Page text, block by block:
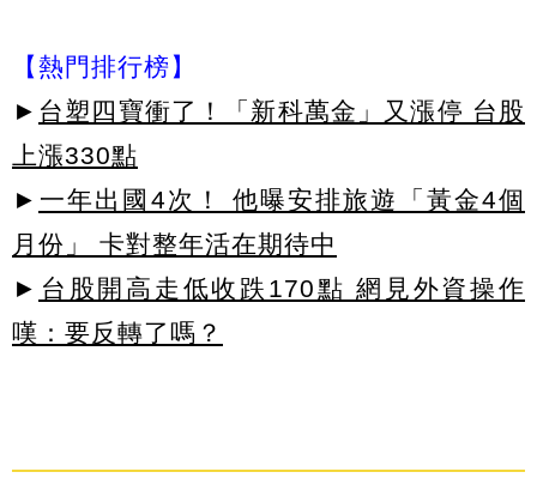
【熱門排行榜】
► 台塑四寶衝了！「新科萬金」又漲停 台股
上漲330點
► 一年出國4次！ 他曝安排旅遊「黃金4個
月份」 卡對整年活在期待中
► 台股開高走低收跌170點 網見外資操作
嘆：要反轉了嗎？